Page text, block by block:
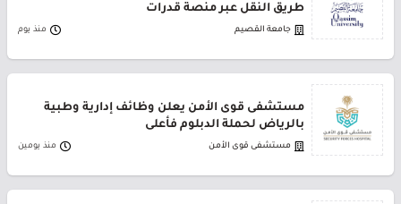
طريق النقل عبر منصة قدرات
جامعة القصيم منذ يوم
مستشفى قوى الأمن يعلن وظائف إدارية وطبية
بالرياض لحملة الدبلوم فأعلى
مستشفى قوى الأمن منذ يومين